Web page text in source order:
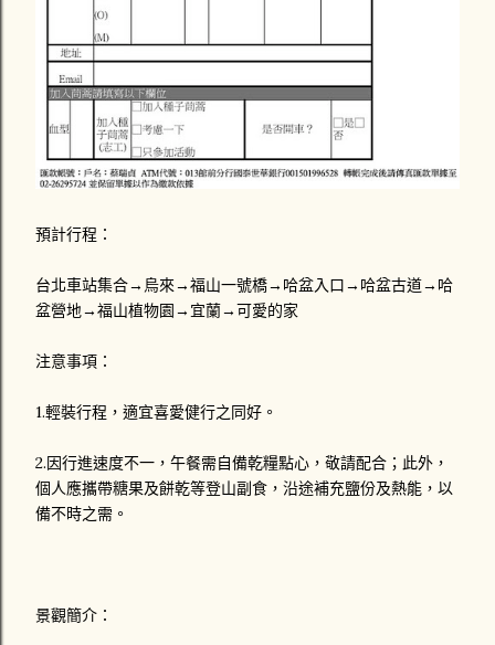
預計行程：
台北車站集合→烏來→福山一號橋→哈盆入口→哈盆古道→哈
盆營地→福山植物園→宜蘭→可愛的家
注意事項：
1.輕裝行程，適宜喜愛健行之同好。
2.因行進速度不一，午餐需自備乾糧點心，敬請配合；此外，
個人應攜帶糖果及餅乾等登山副食，沿途補充鹽份及熱能，以
備不時之需。
景觀簡介：